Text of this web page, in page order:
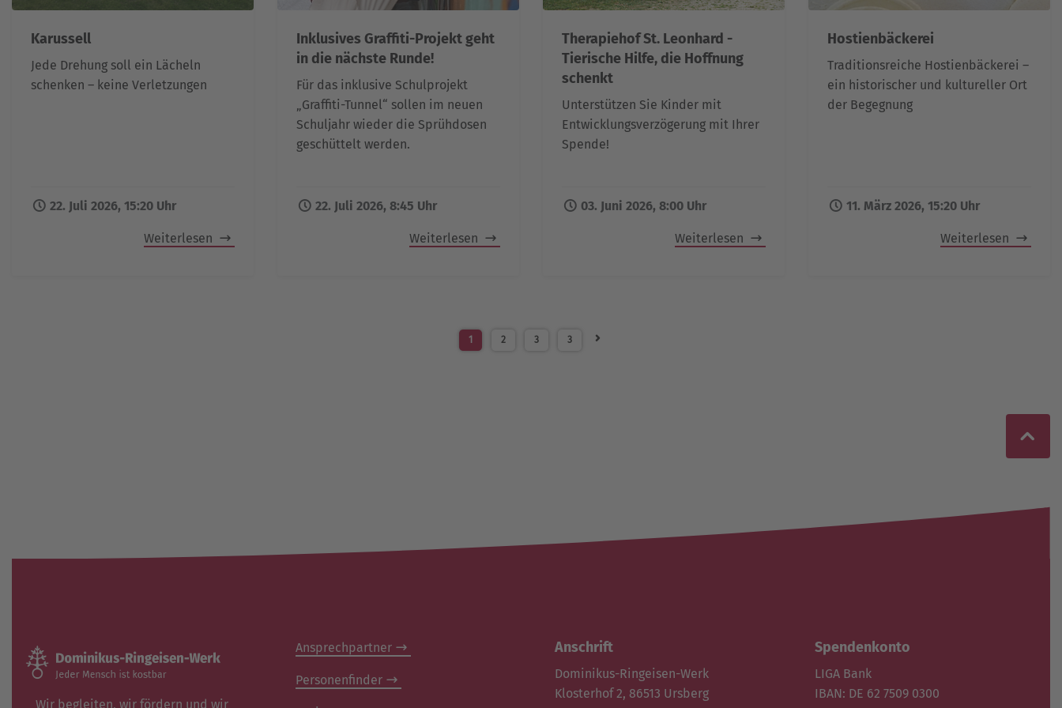
Karussell
Jede Drehung soll ein Lächeln
schenken – keine Verletzungen
22. Juli 2026, 15:20 Uhr
Weiterlesen
Inklusives Graffiti-Projekt geht
in die nächste Runde!
Für das inklusive Schulprojekt
„Graffiti-Tunnel“ sollen im neuen
Schuljahr wieder die Sprühdosen
geschüttelt werden.
22. Juli 2026, 8:45 Uhr
Weiterlesen
Therapiehof St. Leonhard -
Tierische Hilfe, die Hoffnung
schenkt
Unterstützen Sie Kinder mit
Entwicklungsverzögerung mit Ihrer
Spende!
03. Juni 2026, 8:00 Uhr
Weiterlesen
Hostienbäckerei
Traditionsreiche Hostienbäckerei –
ein historischer und kultureller Ort
der Begegnung
11. März 2026, 15:20 Uhr
Weiterlesen
1 2 3 3
Wir begleiten, wir fördern und wir
Ansprechpartner
Personenfinder
Anschrift
Dominikus-Ringeisen-Werk
Klosterhof 2, 86513 Ursberg
Spendenkonto
LIGA Bank
IBAN: DE 62 7509 0300